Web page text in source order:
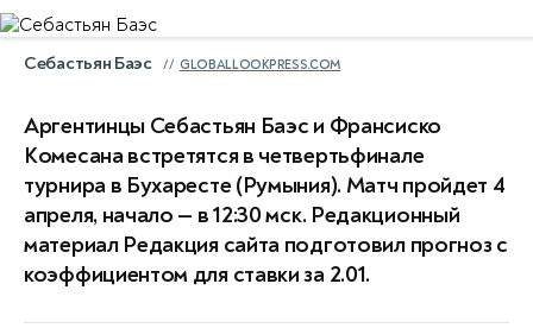
Себастьян Баэс GLOBALLOOKPRESS.COM
Аргентинцы Себастьян Баэс и Франсиско
Комесана встретятся в четвертьфинале
турнира в Бухаресте (Румыния). Матч пройдет 4
апреля, начало — в 12:30 мск. Редакционный
материал Редакция сайта подготовил прогноз с
коэффициентом для ставки за 2.01.